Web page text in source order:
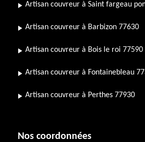
Artisan couvreur à Saint fargeau
Artisan couvreur à Barbizon 77630
Artisan couvreur à Bois le roi 77590
Artisan couvreur à Fontainebleau
Artisan couvreur à Perthes 77930
Nos coordonnées